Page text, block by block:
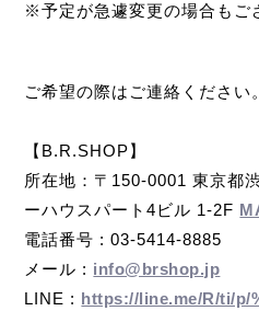
※予定が急遽変更の場合もご
ご希望の際はご連絡ください。
【B.R.SHOP】
所在地：〒150-0001 東京都
ーハウスパート4ビル 1-2F
電話番号 : 03-5414-8885
メール : info@brshop.jp
LINE : https://line.me/R/ti/p/